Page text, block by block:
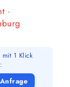
·
1 Klick